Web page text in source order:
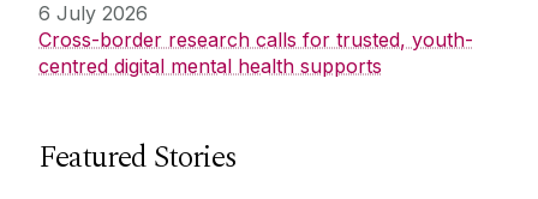
6 July 2026
Cross-border research calls for trusted, youth-
centred digital mental health supports
Featured Stories